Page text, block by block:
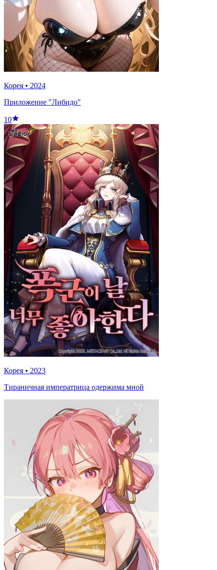
Корея • 2024
Приложение "Либидо"
10
Корея • 2023
Тираничная императрица одержима мной